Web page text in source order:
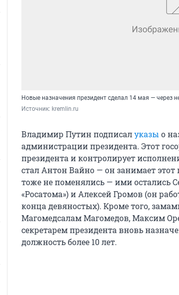
Новые назначения президент сделал 14 мая — через
Источник: kremlin.ru
Владимир Путин подписалуказы о
администрации президента. Этот
президента и контролирует
стал Антон Вайно — он занимает этот
тоже не поменялись — ими остались
«Росатома») и Алексей Громов (он
конца девяностых). Кроме того,
Магомедсалам Магомедов, Максим
секретарем президента вновь
должность более 10 лет.